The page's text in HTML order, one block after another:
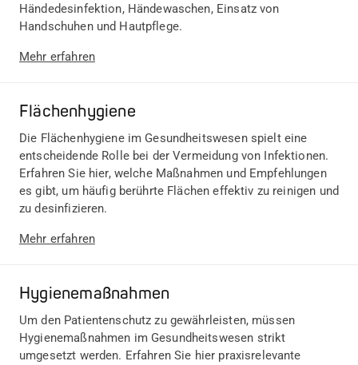
Händedesinfektion, Händewaschen, Einsatz von
Handschuhen und Hautpflege.
Mehr erfahren
Flächenhygiene
Die Flächenhygiene im Gesundheitswesen spielt eine
entscheidende Rolle bei der Vermeidung von Infektionen.
Erfahren Sie hier, welche Maßnahmen und Empfehlungen
es gibt, um häufig berührte Flächen effektiv zu reinigen und
zu desinfizieren.
Mehr erfahren
Hygienemaßnahmen
Um den Patientenschutz zu gewährleisten, müssen
Hygienemaßnahmen im Gesundheitswesen strikt
umgesetzt werden. Erfahren Sie hier praxisrelevante